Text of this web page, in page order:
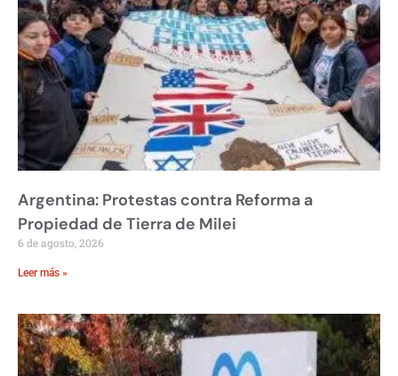
Argentina: Protestas contra Reforma a
Propiedad de Tierra de Milei
6 de agosto, 2026
Leer más »